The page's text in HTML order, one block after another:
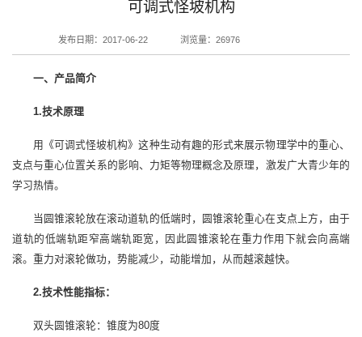
可调式怪坡机构
发布日期：2017-06-22 浏览量： 26976
一、产品简介
1.技术原理
用《可调式怪坡机构》这种生动有趣的形式来展示物理学中的重心、
支点与重心位置关系的影响、力矩等物理概念及原理，激发广大青少年的
学习热情。
当圆锥滚轮放在滚动道轨的低端时，圆锥滚轮重心在支点上方，由于
道轨的低端轨距窄高端轨距宽，因此圆锥滚轮在重力作用下就会向高端
滚。重力对滚轮做功，势能减少，动能增加，从而越滚越快。
2.技术性能指标：
双头圆锥滚轮：锥度为80度